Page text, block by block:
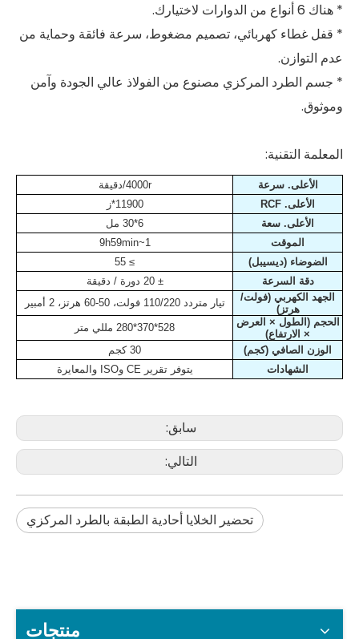
* هناك 6 أنواع من الدوارات لاختيارك.
* قفل غطاء كهربائي، تصميم مضغوط، سرعة فائقة وحماية من
عدم التوازن.
* جسم الطرد المركزي مصنوع من الفولاذ عالي الجودة وآمن
وموثوق.
المعلمة التقنية:
الأعلى. سرعة
4000r/دقيقة
الأعلى. RCF
11900*ز
الأعلى. سعة
6*30 مل
الموقت
1~9h59min
الضوضاء (ديسيبل)
≥ 55
دقة السرعة
± 20 دورة / دقيقة
الجهد الكهربي (فولت/
هرتز)
تيار متردد 110/220 فولت، 50-60 هرتز، 2 أمبير
الحجم (الطول × العرض
× الارتفاع)
528*370*280 مللي متر
الوزن الصافي (كجم)
30 كجم
الشهادات
يتوفر تقرير CE وISO والمعايرة
سابق:
التالي:
تحضير الخلايا أحادية الطبقة بالطرد المركزي
منتجات